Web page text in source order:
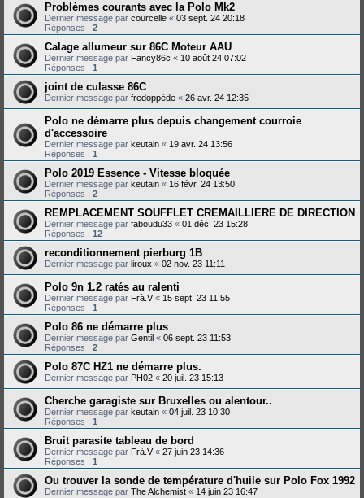
Problèmes courants avec la Polo Mk2
Dernier message par courcelle « 03 sept. 24 20:18
Réponses : 2
Calage allumeur sur 86C Moteur AAU
Dernier message par Fancy86c « 10 août 24 07:02
Réponses : 1
joint de culasse 86C
Dernier message par fredoppède « 26 avr. 24 12:35
Polo ne démarre plus depuis changement courroie
d'accessoire
Dernier message par keutain « 19 avr. 24 13:56
Réponses : 1
Polo 2019 Essence - Vitesse bloquée
Dernier message par keutain « 16 févr. 24 13:50
Réponses : 2
REMPLACEMENT SOUFFLET CREMAILLIERE DE DIRECTION
Dernier message par faboudu33 « 01 déc. 23 15:28
Réponses : 12
reconditionnement pierburg 1B
Dernier message par liroux « 02 nov. 23 11:11
Polo 9n 1.2 ratés au ralenti
Dernier message par Frà.V« 15 sept. 23 11:55
Réponses : 1
Polo 86 ne démarre plus
Dernier message par Gentil « 06 sept. 23 11:53
Réponses : 2
Polo 87C HZ1 ne démarre plus.
Dernier message par PH02 « 20 juil. 23 15:13
Cherche garagiste sur Bruxelles ou alentour..
Dernier message par keutain « 04 juil. 23 10:30
Réponses : 1
Bruit parasite tableau de bord
Dernier message par Frà.V« 27 juin 23 14:36
Réponses : 1
Ou trouver la sonde de température d'huile sur Polo Fox 1992
Dernier message par The Alchemist « 14 juin 23 16:47